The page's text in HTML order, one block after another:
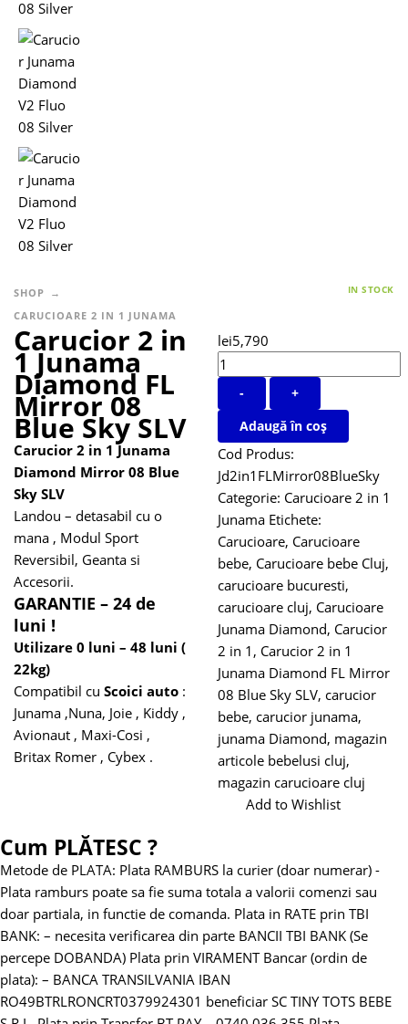
SHOP
CARUCIOARE 2 IN 1 JUNAMA
IN STOCK
Carucior 2 in
1 Junama
Diamond FL
Mirror 08
Blue Sky SLV
Carucior 2 in 1 Junama
Diamond Mirror 08 Blue
Sky SLV
Landou – detasabil cu o
mana , Modul Sport
Reversibil, Geanta si
Accesorii.
GARANTIE – 24 de
luni !
Utilizare 0 luni – 48 luni (
22kg)
Compatibil cu Scoici auto :
Junama ,Nuna, Joie , Kiddy ,
Avionaut , Maxi-Cosi ,
Britax Romer , Cybex .
lei5,790
-
+
Adaugă în coș
Cod Produs:
Jd2in1FLMirror08BlueSky
Categorie: Carucioare 2 in 1
Junama Etichete:
Carucioare, Carucioare
bebe, Carucioare bebe Cluj,
carucioare bucuresti,
carucioare cluj, Carucioare
Junama Diamond, Carucior
2 in 1 , Carucior 2 in 1
Junama Diamond FL Mirror
08 Blue Sky SLV, carucior
bebe, carucior junama,
junama Diamond, magazin
articole bebelusi cluj,
magazin carucioare cluj
Add to Wishlist
Cum PLĂTESC ?
Metode de PLATA: Plata RAMBURS la curier (doar numerar) -
Plata ramburs poate sa fie suma totala a valorii comenzi sau
doar partiala, in functie de comanda. Plata in RATE prin TBI
BANK: – necesita verificarea din parte BANCII TBI BANK (Se
percepe DOBANDA) Plata prin VIRAMENT Bancar (ordin de
plata): – BANCA TRANSILVANIA IBAN
RO49BTRLRONCRT0379924301 beneficiar SC TINY TOTS BEBE